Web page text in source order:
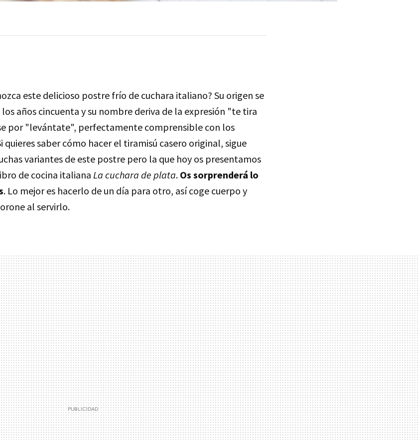
este delicioso postre frío de cuchara italiano? Su origen se
años cincuenta y su nombre deriva de la expresión "te tira
por "levántate", perfectamente comprensible con los
quieres saber cómo hacer el tiramisú casero original, sigue
variantes de este postre pero la que hoy os presentamos
de cocina italiana La cuchara de plata. Os sorprenderá lo
. Lo mejor es hacerlo de un día para otro, así coge cuerpo y
al servirlo.